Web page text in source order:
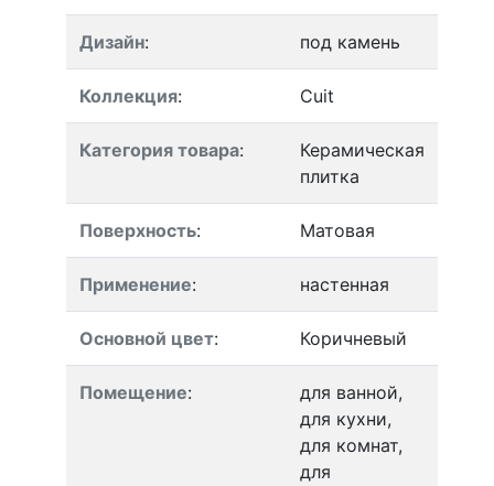
Дизайн: под камень
Коллекция: Cuit
Категория товара:
Керамическая
плитка
Поверхность: Матовая
Применение: настенная
Основной цвет: Коричневый
Помещение:
для ванной,
для кухни,
для комнат,
для